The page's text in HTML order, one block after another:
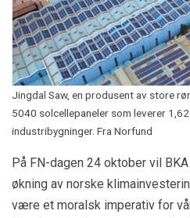
Jingdal Saw, en produsent av store
5040 solcellepaneler som leverer
industribygninger. Fra Norfund
På FN-dagen 24 oktober vil
økning av norske
være et moralsk imperativ for